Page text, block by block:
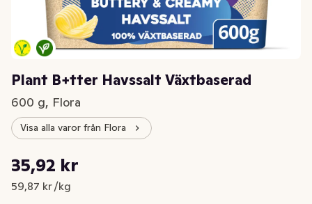
Plant B+tter Havssalt Växtbaserad
600 g, Flora
Visa alla varor från Flora
Nuvarande pris är: 35,92 kr
35,92 kr
59,87 kr /kg
Styckpris: 59,87 kr /kg